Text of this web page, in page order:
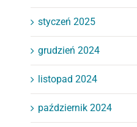
styczeń 2025
grudzień 2024
listopad 2024
październik 2024